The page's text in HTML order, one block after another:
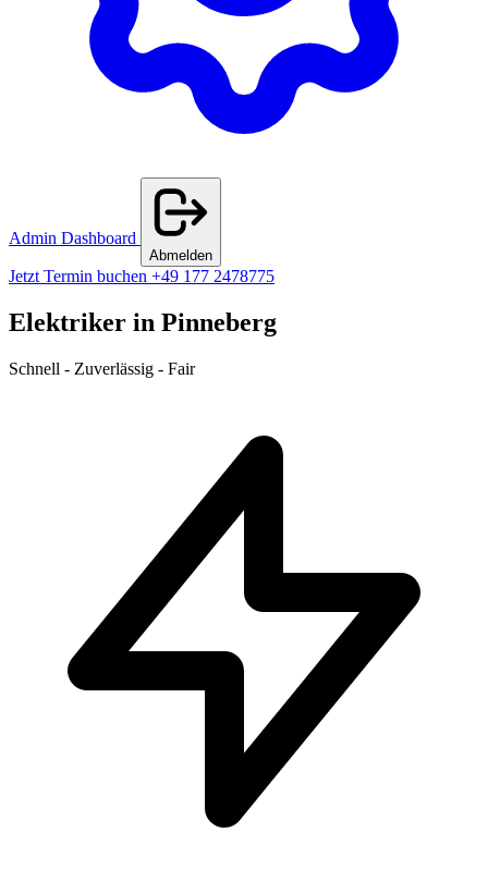
Admin Dashboard
Abmelden
Jetzt Termin buchen +49 177 2478775
Elektriker in Pinneberg
Schnell - Zuverlässig - Fair